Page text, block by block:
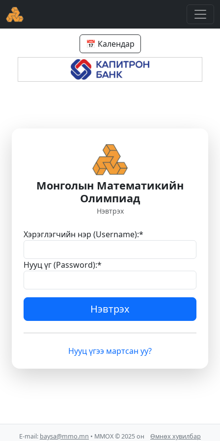
📅 Календар
Монголын Математикийн
Олимпиад
Нэвтрэх
Хэрэглэгчийн нэр (Username):*
Нууц үг (Password):*
Нэвтрэх
Нууц үгээ мартсан уу?
E-mail: baysa@mmo.mn • ММОХ © 2025 он Өмнөх хувилбар